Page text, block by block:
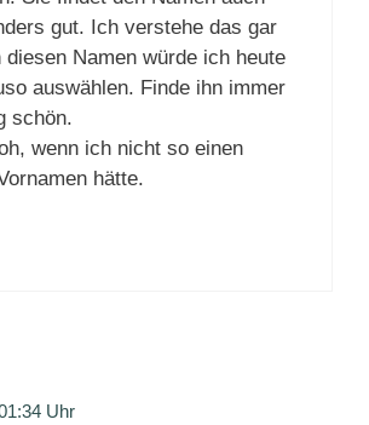
gut. Ich verstehe das gar
diesen Namen würde ich heute
auswählen. Finde ihn immer
schön.
wenn ich nicht so einen
hätte.
Uhr